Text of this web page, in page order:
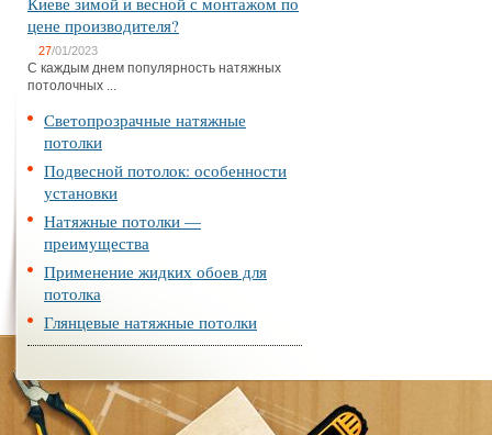
цене производителя?
27/01/2023
С каждым днем популярность натяжных
потолочных ...
Светопрозрачные натяжные
потолки
Подвесной потолок: особенности
установки
Натяжные потолки —
преимущества
Применение жидких обоев для
потолка
Глянцевые натяжные потолки